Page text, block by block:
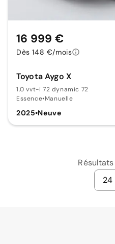
Toyota Aygo X
1.0 vvt-i 72 dynamic 72
Essence•Manuelle
2025•Neuve
16 999 €
Dès 148 €/mois
24